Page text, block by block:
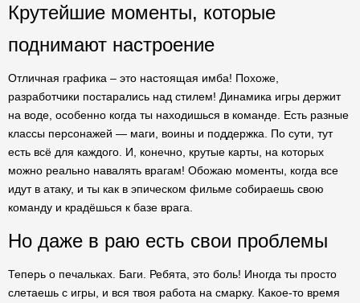
Крутейшие моменты, которые
поднимают настроение
Отличная графика – это настоящая имба! Похоже,
разработчики постарались над стилем! Динамика игры держит
на воде, особенно когда ты находишься в команде. Есть разные
классы персонажей — маги, воины и поддержка. По сути, тут
есть всё для каждого. И, конечно, крутые карты, на которых
можно реально навалять врагам! Обожаю моменты, когда все
идут в атаку, и ты как в эпическом фильме собираешь свою
команду и крадёшься к базе врага.
Но даже в раю есть свои проблемы
Теперь о печальках. Баги. Ребята, это боль! Иногда ты просто
слетаешь с игры, и вся твоя работа на смарку. Какое-то время